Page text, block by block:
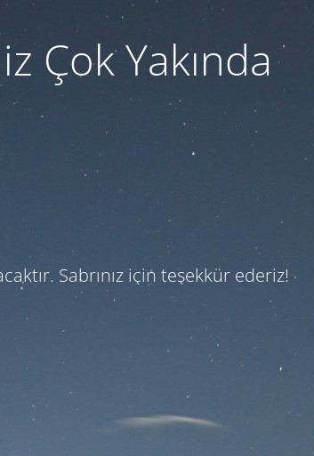
Çok Yakında
Sabrınız için teşekkür ederiz!